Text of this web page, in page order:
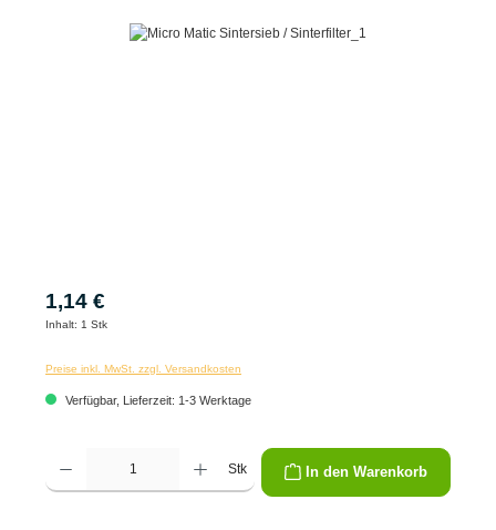
Bildergalerie überspringen
1,14 €
Inhalt: 1 Stk
Preise inkl. MwSt. zzgl. Versandkosten
Verfügbar, Lieferzeit: 1-3 Werktage
Produkt Anzahl: Gib den gewünschten Wert ein oder benutze die Schaltflächen um
Stk In den Warenkorb